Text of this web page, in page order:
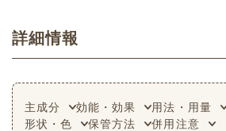
詳細情報
主成分 効能・効果 用法・用量
形状・色
保管方法
併用注意